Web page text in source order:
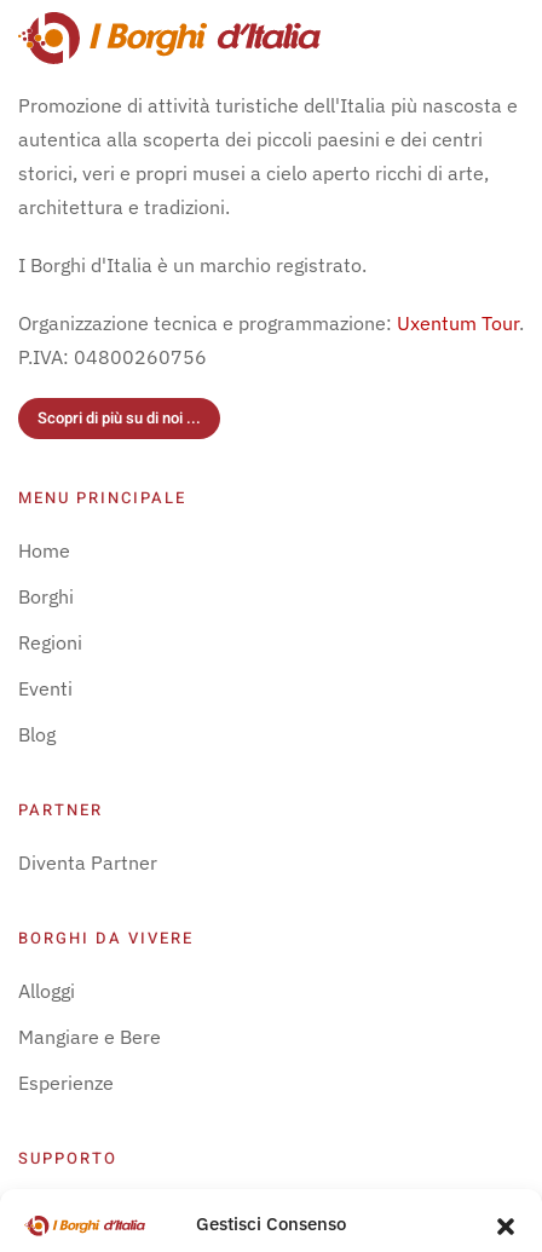
Gestisci Consenso
Promozione di attività turistiche dell'Italia più nascosta e
autentica alla scoperta dei piccoli paesini e dei centri
storici, veri e propri musei a cielo aperto ricchi di arte,
architettura e tradizioni.
I Borghi d'Italia è un marchio registrato.
Organizzazione tecnica e programmazione: Uxentum Tour.
P.IVA: 04800260756
Scopri di più su di noi ...
MENU PRINCIPALE
Home
Borghi
Regioni
Eventi
Blog
PARTNER
Diventa Partner
BORGHI DA VIVERE
Alloggi
Mangiare e Bere
Esperienze
SUPPORTO
Centro Supporto